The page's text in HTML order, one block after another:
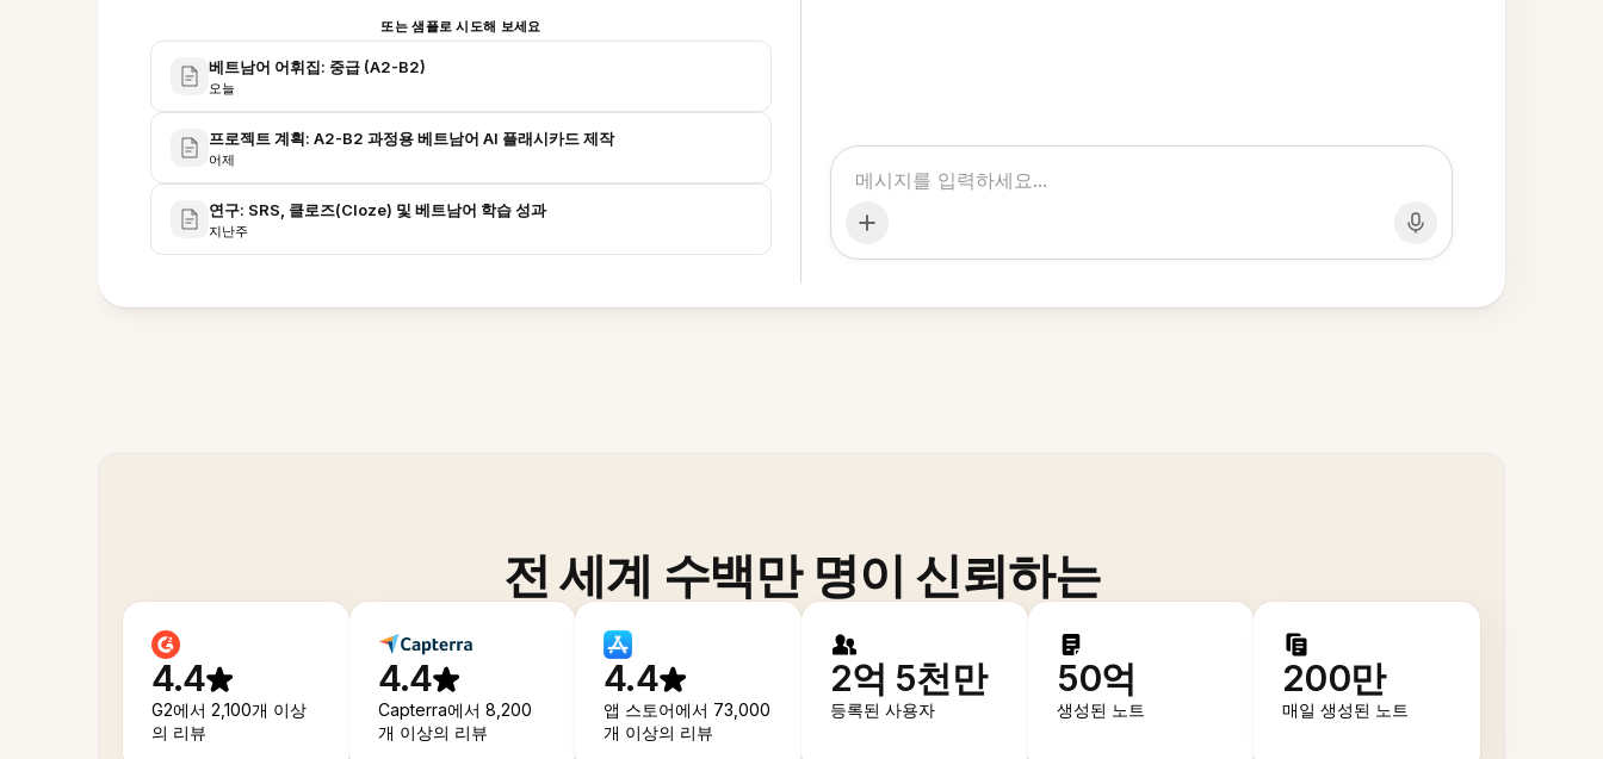
또는 샘플로 시도해 보세요
베트남어 어휘집: 중급 (A2-B2)
오늘
프로젝트 계획: A2-B2 과정용 베트남어 AI 플래시카드 제작
어제
연구: SRS, 클로즈(Cloze) 및 베트남어 학습 성과
지난주
전 세계 수백만 명이 신뢰하는
4.4
G2에서 2,100개 이상
의 리뷰
4.4
Capterra에서 8,200
개 이상의 리뷰
4.4
앱 스토어에서 73,000
개 이상의 리뷰
2억 5천만
등록된 사용자
50억
생성된 노트
200만
매일 생성된 노트